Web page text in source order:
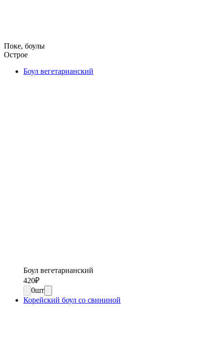
Поке, боулы
Острое
Боул вегетарианский
Боул вегетарианский
420₽
0шт
Корейский боул со свининой